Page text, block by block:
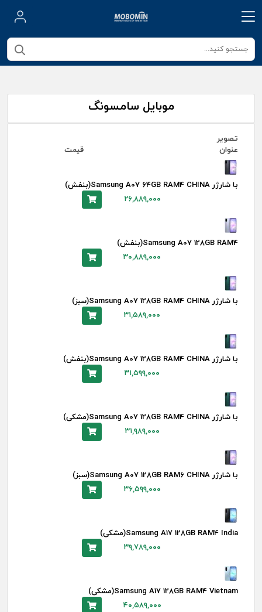
موبایل سامسونگ
تصویر
عنوان
قیمت
با شارژر Samsung A07 64GB RAM4 CHINA(بنفش)
۲۶,۸۸۹,۰۰۰
Samsung A07 128GB RAM4(بنفش)
۳۰,۸۸۹,۰۰۰
با شارژر Samsung A07 128GB RAM4 CHINA(سبز)
۳۱,۵۸۹,۰۰۰
با شارژر Samsung A07 128GB RAM4 CHINA(بنفش)
۳۱,۵۹۹,۰۰۰
با شارژر Samsung A07 128GB RAM4 CHINA(مشکی)
۳۱,۹۸۹,۰۰۰
با شارژر Samsung A07 128GB RAM6 CHINA(سبز)
۳۶,۵۹۹,۰۰۰
Samsung A17 128GB RAM4 India(مشکی)
۳۹,۷۸۹,۰۰۰
Samsung A17 128GB RAM4 Vietnam(مشکی)
۴۰,۵۸۹,۰۰۰